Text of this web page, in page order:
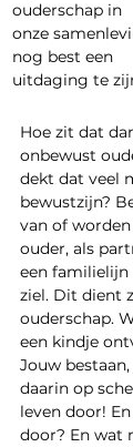
ouderschap in
onze
nog best een
uitdaging te
Hoe zit dat
onbewust
dekt dat veel
bewustzijn?
van of
ouder, als
een familielijn
ziel. Dit dient
ouderschap.
een kindje
Jouw
daarin op
leven door!
door? En wat